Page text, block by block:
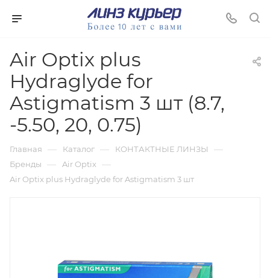
Air Optix plus
Hydraglyde for
Astigmatism 3 шт (8.7,
-5.50, 20, 0.75)
Главная — Каталог — КОНТАКТНЫЕ ЛИНЗЫ —
Бренды — Air Optix —
Air Optix plus Hydraglyde for Astigmatism 3 шт